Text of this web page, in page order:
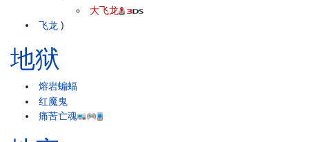
飞龙
大飞龙
)
地狱
熔岩蝙蝠
红魔鬼
痛苦亡魂